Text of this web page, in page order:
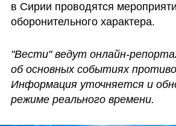
в Сирии проводятся
оборонительного характера.
"Вести" ведут онлайн-
об основных событиях
Информация уточняется и
режиме реального времени.